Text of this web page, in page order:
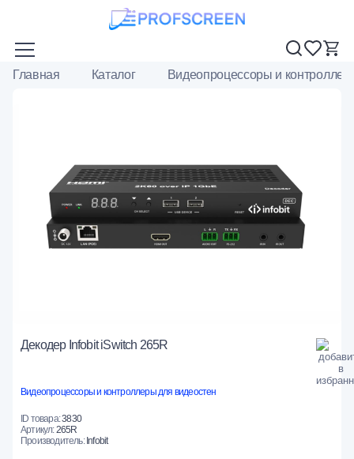
Главная Каталог Видеопроцессоры и
Декодер Infobit iSwitch 265R
Видеопроцессоры и контроллеры для видеостен
ID товара:3830
Артикул:265R
Производитель:Infobit